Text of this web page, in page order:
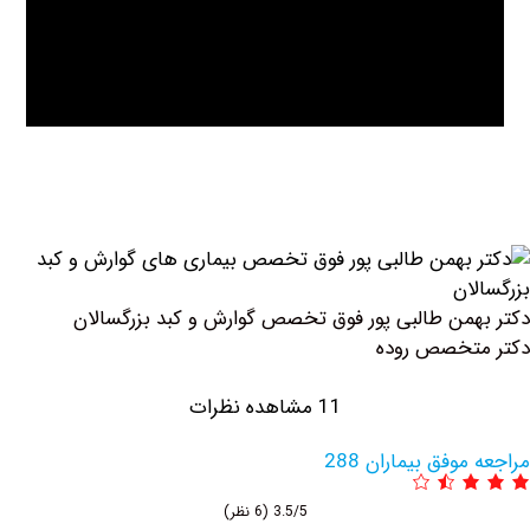
طالبی پور فوق تخصص گوارش و کبد بزرگسالان
روده
بیماران 288